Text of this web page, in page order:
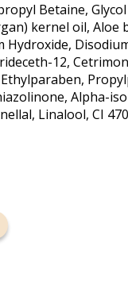
Betaine,
kernel oil, Aloe
12,
Alpha-
Linalool, CI